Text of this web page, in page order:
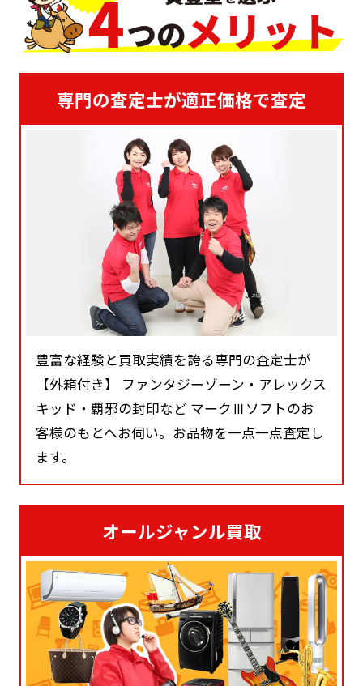
専門の査定士が適正価格で査定
豊富な経験と買取実績を誇る専門の査定士が
【外箱付き】 ファンタジーゾーン・アレックス
キッド・覇邪の封印など マークⅢソフトのお
客様のもとへお伺い。お品物を一点一点査定し
ます。
オールジャンル買取